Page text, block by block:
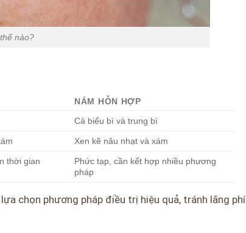
nào?
NÁM HỖN HỢP
Cả biểu bì và trung bì
Xen kẽ nâu nhạt và xám
thời gian
Phức tạp, cần kết hợp nhiều phương
pháp
chọn phương pháp điều trị hiệu quả, tránh lãng phí